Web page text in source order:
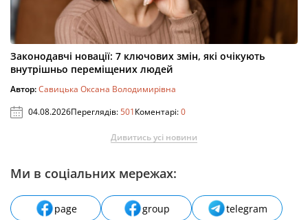
Законодавчі новації: 7 ключових змін, які очікують
внутрішньо переміщених людей
Автор:Савицька Оксана Володимирівна
04.08.2026Переглядів:501Коментарі:0
Дивитись усі новини
Ми в соціальних мережах:
page group
telegram